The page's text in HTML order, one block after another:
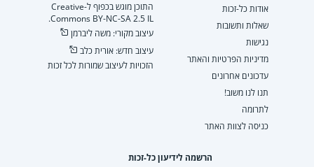
אודות כל-זכות
שאלות ותשובות
נגישות
מדיניות הפרטיות והאתר
עדכונים אחרונים
תנו לנו משוב!
לתרומה
כניסה לצוות האתר
התוכן מוגש בכפוף ל-Creative
Commons BY-NC-SA 2.5 IL.
עיצוב מקורי: משה ליברמן
עיצוב חדש: אורית כלב
הזכויות לעיצוב שמורות לכל זכות
הרשמה לידיעון כל-זכות